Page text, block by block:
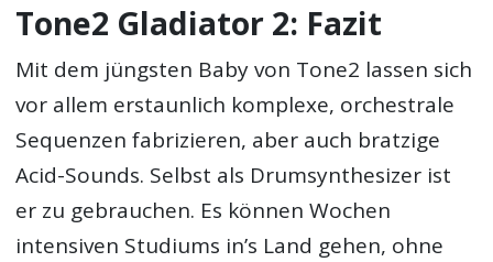
Tone2 Gladiator 2: Fazit
Mit dem jüngsten Baby von Tone2 lassen sich
vor allem erstaunlich komplexe, orchestrale
Sequenzen fabrizieren, aber auch bratzige
Acid-Sounds. Selbst als Drumsynthesizer ist
er zu gebrauchen. Es können Wochen
intensiven Studiums in’s Land gehen, ohne